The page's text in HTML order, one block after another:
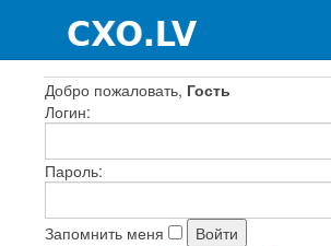
Добро пожаловать, Гость
Логин:
Пароль:
Запомнить меня